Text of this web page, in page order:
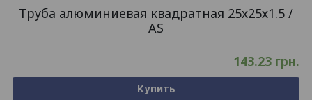
Труба алюминиевая квадратная 25х25х1.5 /
AS
143.23 грн.
Купить